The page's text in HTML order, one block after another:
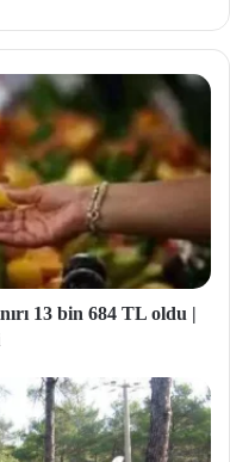
13 bin 684 TL oldu |